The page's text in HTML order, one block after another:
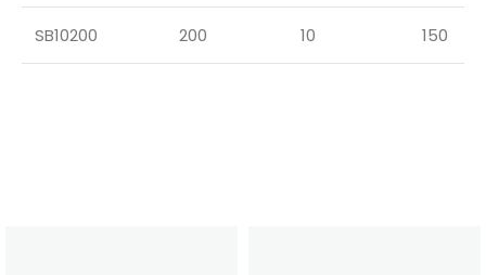
SB10200 200 10 150